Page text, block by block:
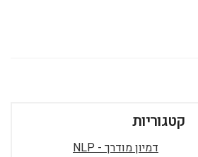
קטגוריות
דמיון מודרך - NLP